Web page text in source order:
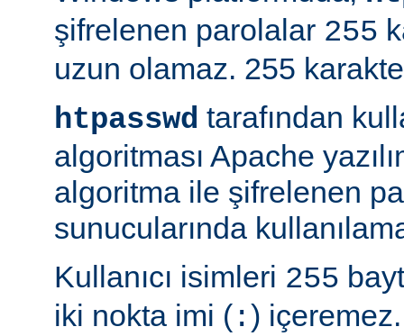
şifrelenen parolalar 255
uzun olamaz. 255
htpasswd tarafından
algoritması Apache
algoritma ile şifrelenen
sunucularında
Kullanıcı isimleri 255
iki nokta imi ( :) içeremez.